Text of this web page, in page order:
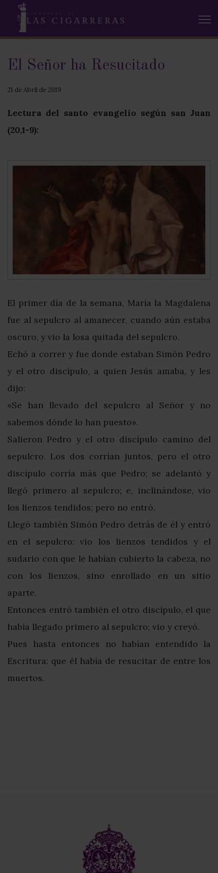
El Señor ha Resucitado
21 de Abril de 2019
Lectura del santo evangelio según san Juan
(20,1-9):
El primer día de la semana, María la Magdalena
fue al sepulcro al amanecer, cuando aún estaba
oscuro, y vio la losa quitada del sepulcro.
Echó a correr y fue donde estaban Simón Pedro
y el otro discípulo, a quien Jesús amaba, y les
dijo:
«Se han llevado del sepulcro al Señor y no
sabemos dónde lo han puesto».
Salieron Pedro y el otro discípulo camino del
sepulcro. Los dos corrían juntos, pero el otro
discípulo corría más que Pedro; se adelantó y
llegó primero al sepulcro; e, inclinándose, vio
los lienzos tendidos; pero no entró.
Llegó también Simón Pedro detrás de él y entró
en el sepulcro: vio los lienzos tendidos y el
sudario con que le habían cubierto la cabeza, no
con los lienzos, sino enrollado en un sitio
aparte.
Entonces entró también el otro discípulo, el que
había llegado primero al sepulcro; vio y creyó.
Pues hasta entonces no habían entendido la
Escritura: que él había de resucitar de entre los
muertos.